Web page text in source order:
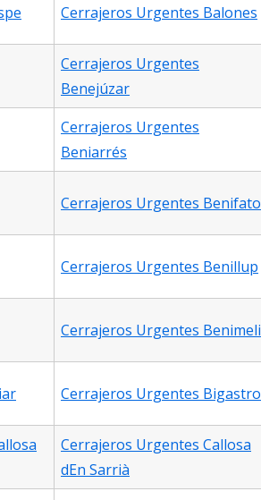
Cerrajeros Urgentes Balones
Cerrajeros Urgentes
Benejúzar
Cerrajeros Urgentes
Beniarrés
Cerrajeros Urgentes Benifato
Cerrajeros Urgentes Benillup
Cerrajeros Urgentes Benimeli
Cerrajeros Urgentes Bigastro
Cerrajeros Urgentes Callosa
dEn Sarrià